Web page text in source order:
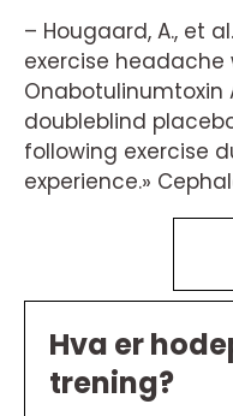
– Hougaard, A., et
exercise
Onabotulinumtoxin
doubleblind
following exercise
experience.»
Hva er
trening?